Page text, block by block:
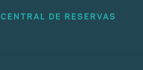
CENTRAL DE RESERVAS